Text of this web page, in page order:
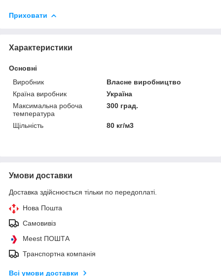
Приховати
Характеристики
Основні
Виробник
Власне виробництво
Країна виробник
Україна
Максимальна робоча
температура
300 град.
Щільність 80 кг/м3
Умови доставки
Доставка здійснюється тільки по передоплаті.
Нова Пошта
Самовивіз
Meest ПОШТА
Транспортна компанія
Всі умови доставки